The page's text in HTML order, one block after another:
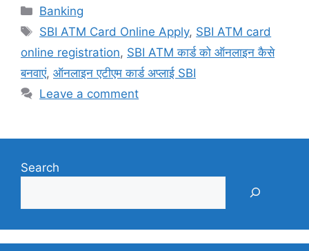
Categories
Banking
Tags
SBI ATM Card Online Apply, SBI ATM card
online registration, SBI ATM कार्ड को ऑनलाइन कैसे
बनवाएं, ऑनलाइन एटीएम कार्ड अप्लाई SBI
Leave a comment
Search